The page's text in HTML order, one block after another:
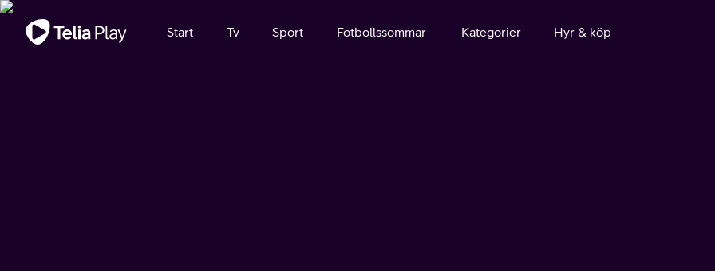
Viktigt meddelande
Start Tv Sport Fotbollssommar Kategorier Hyr & köp